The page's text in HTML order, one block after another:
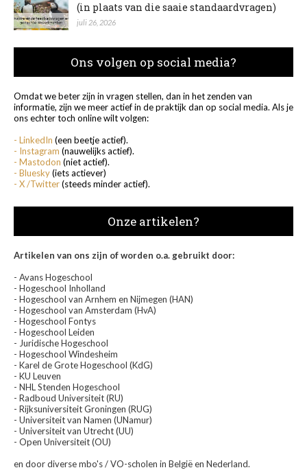
(in plaats van die saaie standaardvragen)
juli 26, 2026
Ons volgen op social media?
Omdat we beter zijn in vragen stellen, dan in het zenden van
informatie, zijn we meer actief in de praktijk dan op social media. Als je
ons echter toch online wilt volgen:
- LinkedIn (een beetje actief).
- Instagram (nauwelijks actief).
- Mastodon (niet actief).
- Bluesky(iets actiever)
- X /Twitter(steeds minder actief).
Onze artikelen?
Artikelen van ons zijn of worden o.a. gebruikt door:
- Avans Hogeschool
- Hogeschool Inholland
- Hogeschool van Arnhem en Nijmegen (HAN)
- Hogeschool van Amsterdam (HvA)
- Hogeschool Fontys
- Hogeschool Leiden
- Juridische Hogeschool
- Hogeschool Windesheim
- Karel de Grote Hogeschool (KdG)
- KU Leuven
- NHL Stenden Hogeschool
- Radboud Universiteit (RU)
- Rijksuniversiteit Groningen (RUG)
- Universiteit van Namen (UNamur)
- Universiteit van Utrecht (UU)
- Open Universiteit (OU)
en door diverse mbo's / VO-scholen in België en Nederland.